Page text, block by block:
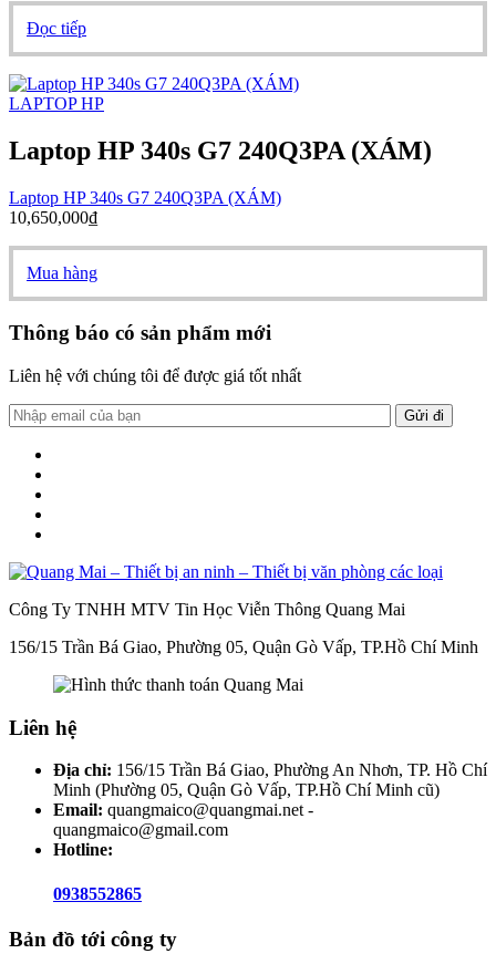
Đọc tiếp
LAPTOP HP
Laptop HP 340s G7 240Q3PA (XÁM)
Laptop HP 340s G7 240Q3PA (XÁM)
10,650,000₫
Mua hàng
Thông báo có sản phẩm mới
Liên hệ với chúng tôi để được giá tốt nhất
Công Ty TNHH MTV Tin Học Viễn Thông Quang Mai
156/15 Trần Bá Giao, Phường 05, Quận Gò Vấp, TP.Hồ Chí Minh
Liên hệ
Địa chỉ: 156/15 Trần Bá Giao, Phường An Nhơn, TP. Hồ Chí
Minh (Phường 05, Quận Gò Vấp, TP.Hồ Chí Minh cũ)
Email: quangmaico@quangmai.net -
quangmaico@gmail.com
Hotline:
0938552865
Bản đồ tới công ty